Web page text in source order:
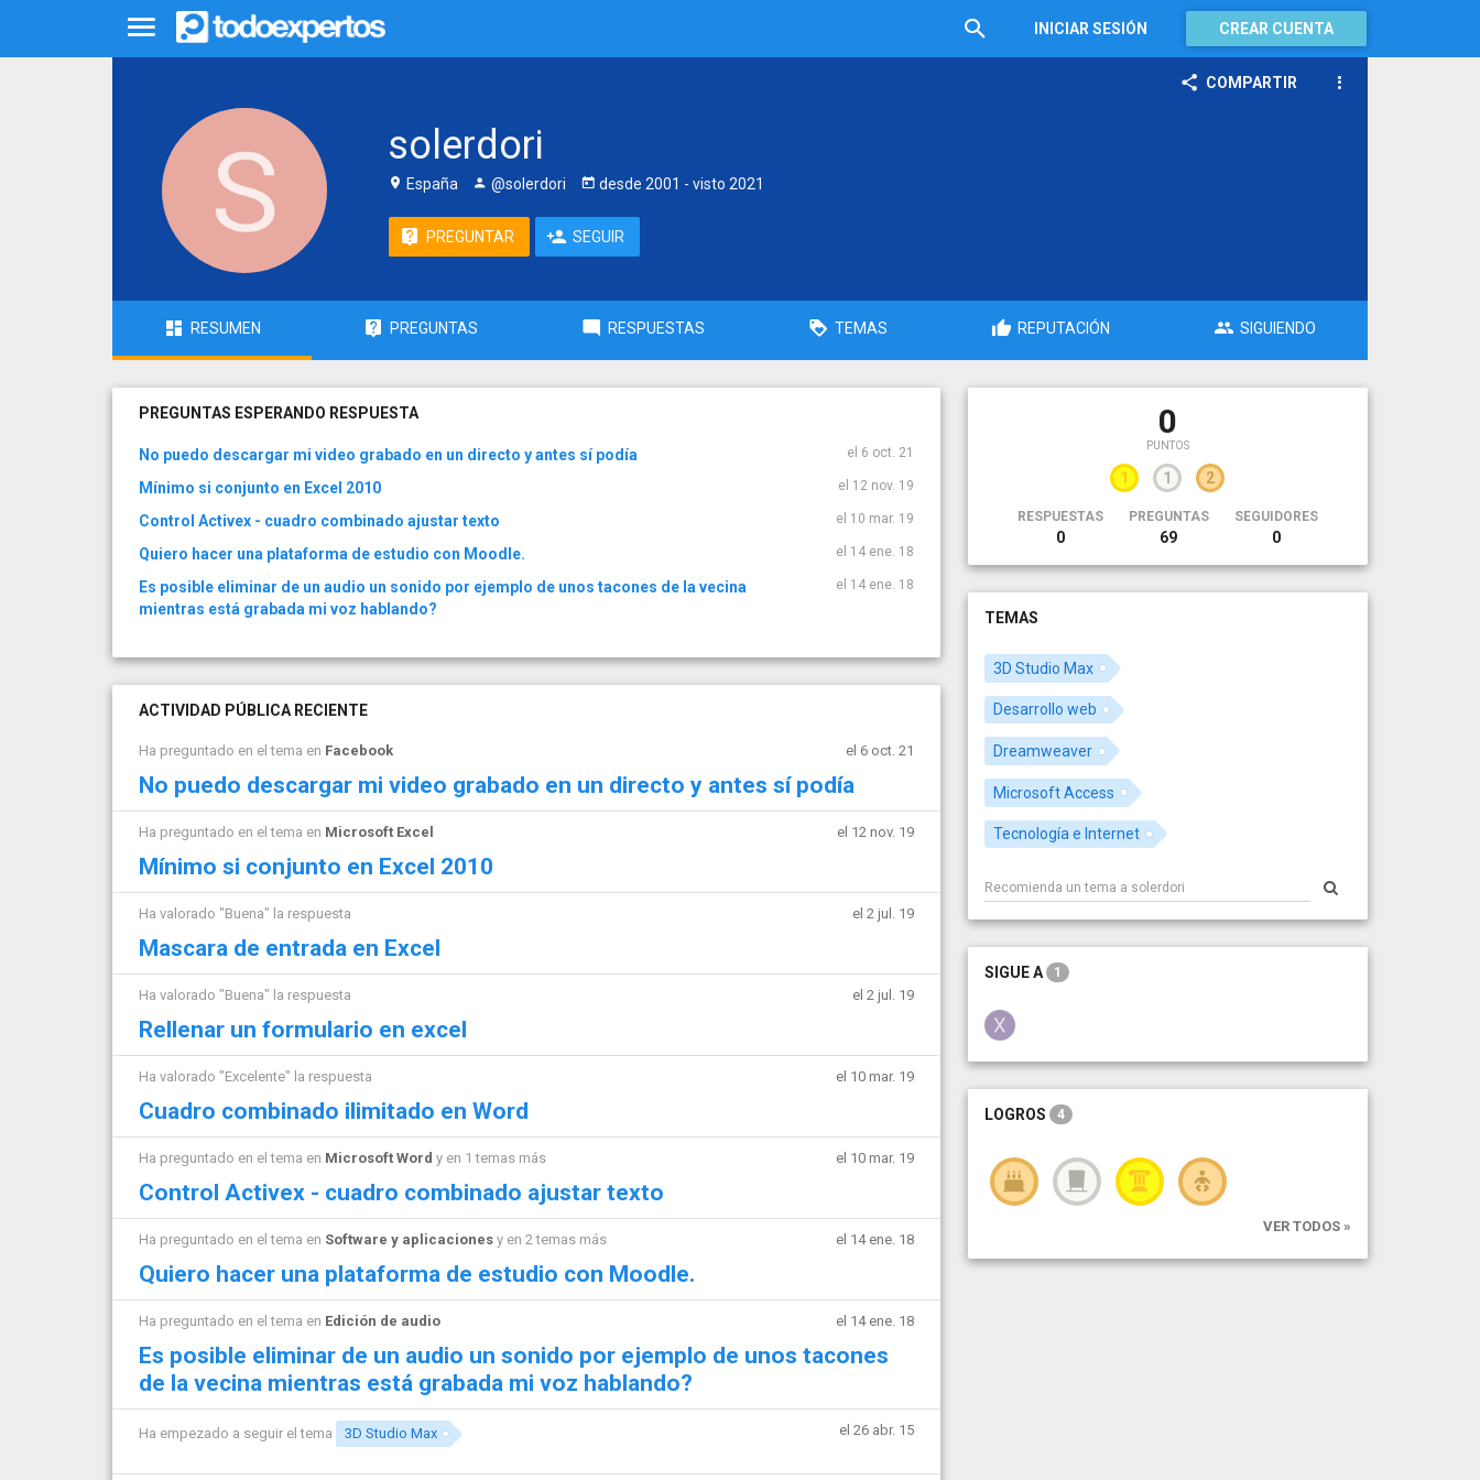
INICIAR SESIÓN CREAR CUENTA
COMPARTIR
solerdori
España @solerdori desde 2001 - visto 2021
PREGUNTAR SEGUIR
RESUMEN PREGUNTAS RESPUESTAS TEMAS REPUTACIÓN SIGUIENDO
PREGUNTAS ESPERANDO RESPUESTA
No puedo descargar mi video grabado en un directo y antes sí podía el 6 oct. 21
Mínimo si conjunto en Excel 2010 el 12 nov. 19
Control Activex - cuadro combinado ajustar texto el 10 mar. 19
Quiero hacer una plataforma de estudio con Moodle. el 14 ene. 18
Es posible eliminar de un audio un sonido por ejemplo de unos tacones de la vecina
mientras está grabada mi voz hablando?
el 14 ene. 18
ACTIVIDAD PÚBLICA RECIENTE
Ha preguntado en el tema en Facebook el 6 oct. 21
No puedo descargar mi video grabado en un directo y antes sí podía
Ha preguntado en el tema en Microsoft Excel el 12 nov. 19
Mínimo si conjunto en Excel 2010
Ha valorado "Buena" la respuesta el 2 jul. 19
Mascara de entrada en Excel
Ha valorado "Buena" la respuesta el 2 jul. 19
Rellenar un formulario en excel
Ha valorado "Excelente" la respuesta el 10 mar. 19
Cuadro combinado ilimitado en Word
Ha preguntado en el tema en Microsoft Word y en 1 temas más el 10 mar. 19
Control Activex - cuadro combinado ajustar texto
Ha preguntado en el tema en Software y aplicaciones y en 2 temas más el 14 ene. 18
Quiero hacer una plataforma de estudio con Moodle.
Ha preguntado en el tema en Edición de audio el 14 ene. 18
Es posible eliminar de un audio un sonido por ejemplo de unos tacones
de la vecina mientras está grabada mi voz hablando?
Ha empezado a seguir el tema 3D Studio Max el 26 abr. 15
0
PUNTOS
1 1 2
RESPUESTAS
0
PREGUNTAS
69
SEGUIDORES
0
TEMAS
3D Studio Max
Desarrollo web
Dreamweaver
Microsoft Access
Tecnología e Internet
SIGUE A 1
LOGROS 4
VER TODOS »